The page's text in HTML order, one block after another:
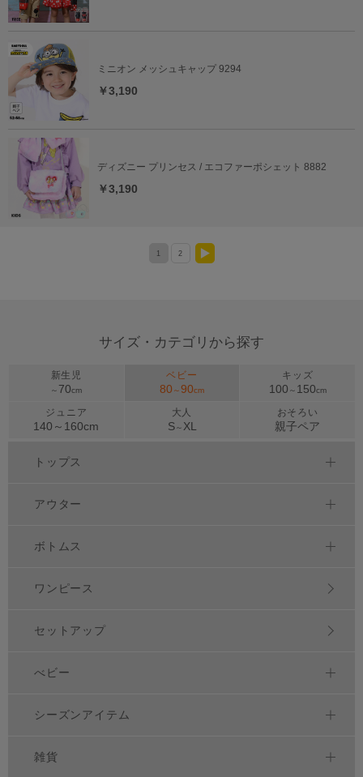
ミニオン メッシュキャップ 9294
￥3,190
ディズニー プリンセス / エコファーポシェット 8882
￥3,190
1 2
サイズ・カテゴリから探す
新生児
～ 70cm
ベビー
80 ～90cm
キッズ
100 ～ 150cm
ジュニア
140～ 160cm
大人
S～ XL
おそろい
親子ペア
トップス
アウター
ボトムス
ワンピース
セットアップ
べビー
シーズンアイテム
雑貨